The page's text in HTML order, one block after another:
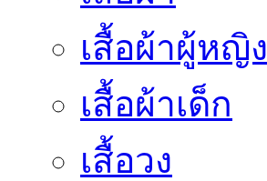
เสื้อผ้าผู้หญิง
เสื้อผ้าเด็ก
เสื้อวง